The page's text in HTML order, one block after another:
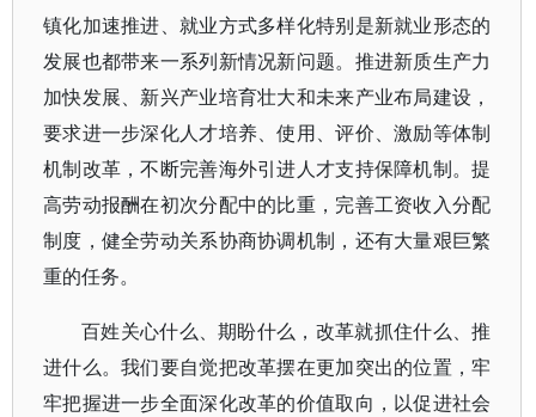
镇化加速推进、就业方式多样化特别是新就业形态的
发展也都带来一系列新情况新问题。推进新质生产力
加快发展、新兴产业培育壮大和未来产业布局建设，
要求进一步深化人才培养、使用、评价、激励等体制
机制改革，不断完善海外引进人才支持保障机制。提
高劳动报酬在初次分配中的比重，完善工资收入分配
制度，健全劳动关系协商协调机制，还有大量艰巨繁
重的任务。
百姓关心什么、期盼什么，改革就抓住什么、推
进什么。我们要自觉把改革摆在更加突出的位置，牢
牢把握进一步全面深化改革的价值取向，以促进社会